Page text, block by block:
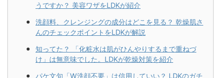
うですか？ 美容ワザをLDKが紹介
洗顔料、クレンジングの成分はどこを見る？ 乾燥肌さ
んのチェックポイントをLDKが解説
知ってた？ 「化粧水は肌がひんやりするまで重ねづ
け」は無意味でした。LDKが乾燥対策を紹介
パケ文句「W洗顔不要」は信用していい？ LDKのガチ